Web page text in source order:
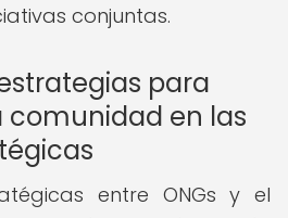
conjuntas.
para
comunidad en las
entre ONGs y el